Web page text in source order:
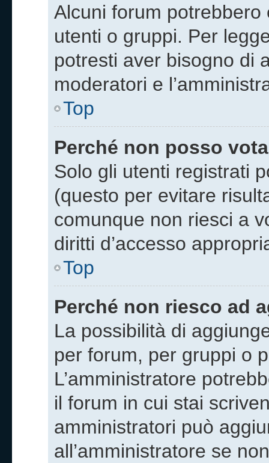
Alcuni forum
utenti o gruppi. Per
potresti aver bisogno di
moderatori e
Top
Perché non posso
Solo gli utenti registrati
(questo per evitare
comunque non riesci a
diritti d’accesso
Top
Perché non riesco ad
La possibilità di
per forum, per gruppi o
L’amministratore
il forum in cui stai
amministratori può
all’amministratore se